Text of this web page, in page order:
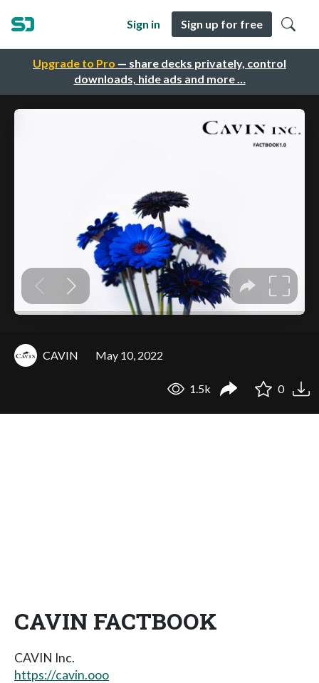
Upgrade to Pro — share decks privately, control
downloads, hide ads and more …
Sign in Sign up for free
CAVIN May 10, 2022
1.5k 0
CAVIN FACTBOOK
CAVIN Inc.
https://cavin.ooo